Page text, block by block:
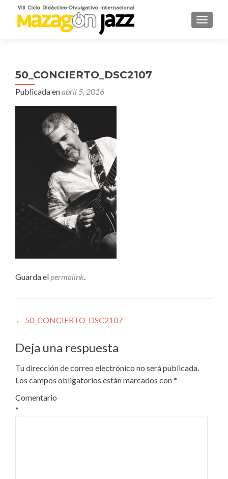
50_CONCIERTO_DSC2107
Publicada enabril 5, 2016
Guarda elpermalink.
Navegación
de
entradas
← 50_CONCIERTO_DSC2107
Deja una respuesta
Tu dirección de correo electrónico no será publicada.
Los campos obligatorios están marcados con*
Comentario
*